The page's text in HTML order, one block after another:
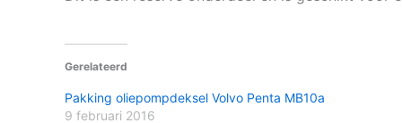
Gerelateerd
Pakking oliepompdeksel Volvo Penta MB10a
9 februari 2016